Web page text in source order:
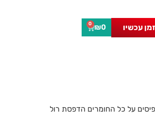
עכשיו ₪0
0
על כל החומרים הדפסת רול